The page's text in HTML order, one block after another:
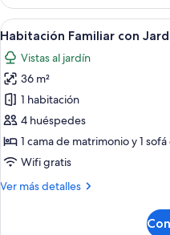
familiar
(Spa
access)
Abrir
todas
las
fotos
de
Habitación
Familiar
con
Privado
12
Habitación Familiar con
Vistas al jardín
36 m²
1 habitación
4 huéspedes
1 cama de matrimonio y 1
Wifi gratis
Ver más detalles
Más